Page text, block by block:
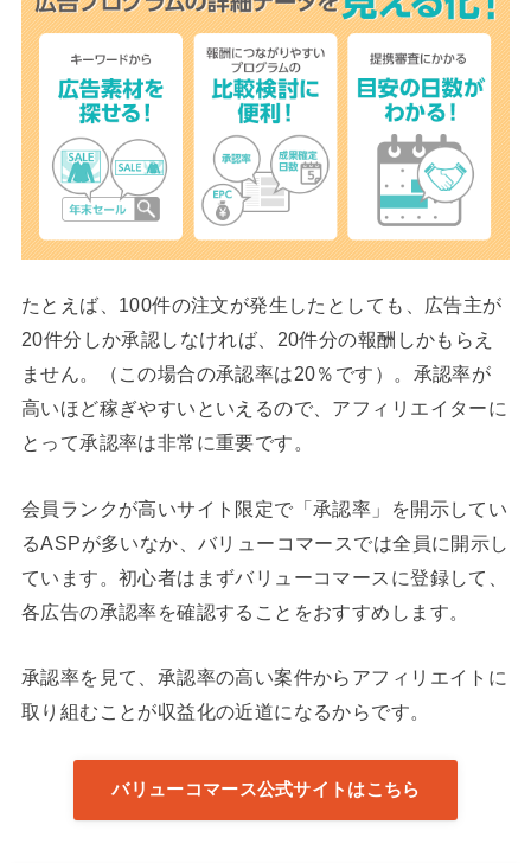
たとえば、100件の注文が発生したとしても、広告主が
20件分しか承認しなければ、20件分の報酬しかもらえ
ません。（この場合の承認率は20％です）。承認率が
高いほど稼ぎやすいといえるので、アフィリエイターに
とって承認率は非常に重要です。
会員ランクが高いサイト限定で「承認率」を開示してい
るASPが多いなか、バリューコマースでは全員に開示し
ています。初心者はまずバリューコマースに登録して、
各広告の承認率を確認することをおすすめします。
承認率を見て、承認率の高い案件からアフィリエイトに
取り組むことが収益化の近道になるからです。
バリューコマース公式サイトはこちら